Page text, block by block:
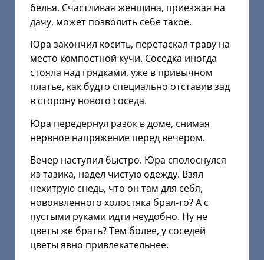
белья. Счастливая женщина, приезжая на
дачу, может позволить себе такое.
Юра закончил косить, перетаскал траву на
место компостной кучи. Соседка иногда
стояла над грядками, уже в привычном
платье, как будто специально отставив зад
в сторону нового соседа.
Юра передернул разок в доме, снимая
нервное напряжение перед вечером.
Вечер наступил быстро. Юра сполоснулся
из тазика, надел чистую одежду. Взял
нехитрую снедь, что он там для себя,
новоявленного холостяка брал-то? А с
пустыми руками идти неудобно. Ну не
цветы же брать? Тем более, у соседей
цветы явно привлекательнее.